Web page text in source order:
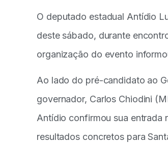
O deputado estadual Antídio
deste sábado, durante
organização do evento
Ao lado do pré-candidato ao
governador, Carlos Chiodini
Antídio confirmou sua entrada
resultados concretos para